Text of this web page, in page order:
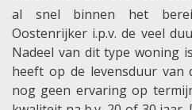
al snel binnen het
Oostenrijker i.p.v. de veel
Nadeel van dit type woning
heeft op de levensduur van
nog geen ervaring op